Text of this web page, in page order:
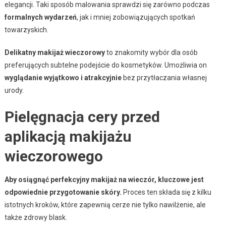
elegancji. Taki sposób malowania sprawdzi się zarówno podczas
formalnych wydarzeń, jak i mniej zobowiązujących spotkań
towarzyskich.
Delikatny makijaż wieczorowyto znakomity wybór dla osób
preferujących subtelne podejście do kosmetyków. Umożliwia on
wyglądanie wyjątkowo i atrakcyjniebez przytłaczania własnej
urody.
Pielęgnacja cery przed
aplikacją makijażu
wieczorowego
Aby osiągnąć perfekcyjny makijaż na wieczór, kluczowe jest
odpowiednie przygotowanie skóry. Proces ten składa się z kilku
istotnych kroków, które zapewnią cerze nie tylko nawilżenie, ale
także zdrowy blask.